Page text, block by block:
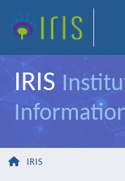
IRIS
IRIS